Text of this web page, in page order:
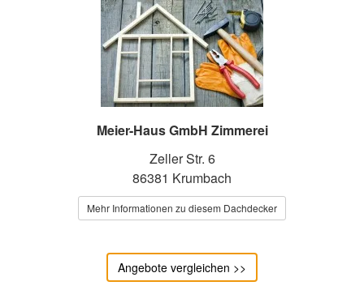
Meier-Haus GmbH Zimmerei
Zeller Str. 6
86381 Krumbach
Mehr Informationen zu diesem Dachdecker
Angebote vergleichen >>